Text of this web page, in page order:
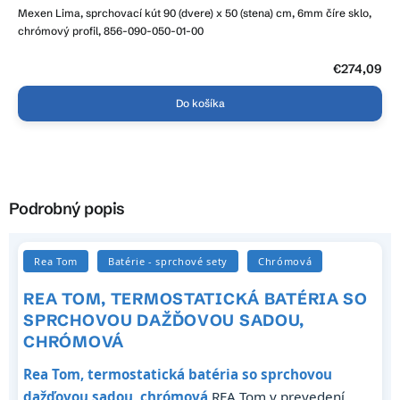
Mexen Lima, sprchovací kút 90 (dvere) x 50 (stena) cm, 6mm číre sklo,
chrómový profil, 856-090-050-01-00
€274,09
Do košíka
Podrobný popis
Rea Tom Batérie - sprchové sety Chrómová
REA TOM, TERMOSTATICKÁ BATÉRIA SO
SPRCHOVOU DAŽĎOVOU SADOU,
CHRÓMOVÁ
Rea Tom, termostatická batéria so sprchovou